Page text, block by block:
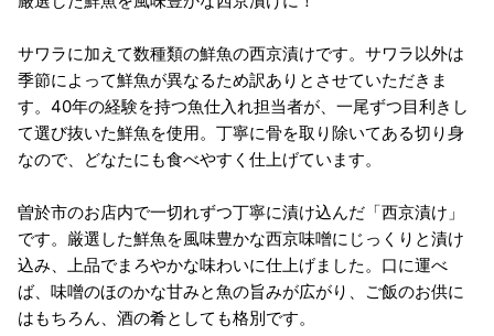
サワラに加えて数種類の鮮魚の西京漬けです。サワラ以外は
季節によって鮮魚が異なるため訳ありとさせていただきま
す。40年の経験を持つ魚仕入れ担当者が、一尾ずつ目利きし
て選び抜いた鮮魚を使用。丁寧に骨を取り除いてある切り身
なので、どなたにも食べやすく仕上げています。
曽於市のお店内で一切れずつ丁寧に漬け込んだ「西京漬け」
です。厳選した鮮魚を風味豊かな西京味噌にじっくりと漬け
込み、上品でまろやかな味わいに仕上げました。口に運べ
ば、味噌のほのかな甘みと魚の旨みが広がり、ご飯のお供に
はもちろん、酒の肴としても格別です。